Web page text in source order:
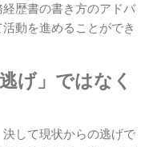
歴書の書き方のアドバ
動を進めることができ
げ」ではなく
決して現状からの逃げで